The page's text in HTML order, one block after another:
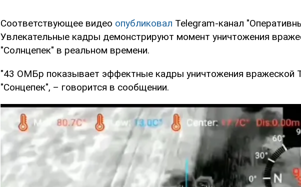
Соответствующее видео опубликовал Telegram-канал
Увлекательные кадры демонстрируют момент уничтожения
"Солнцепек" в реальном времени.
"43 ОМБр показывает эффектные кадры уничтожения вражеской
"Сонцепек", – говорится в сообщении.